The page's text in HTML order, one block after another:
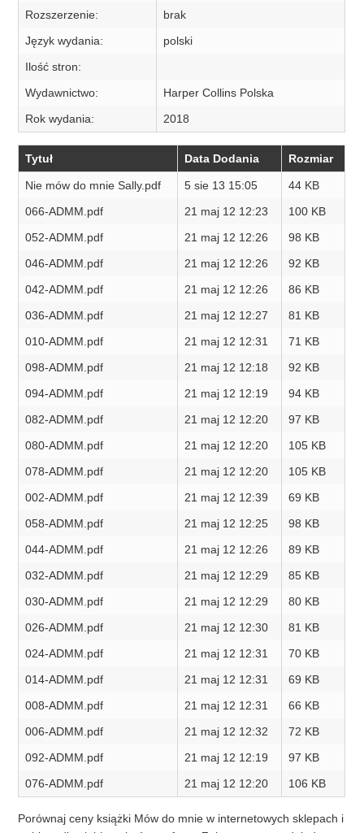
Rozszerzenie:
brak
Język wydania:
polski
Ilość stron:
Wydawnictwo:
Harper Collins Polska
Rok wydania:
2018
Tytuł Data Dodania Rozmiar
Nie mów do mnie Sally.pdf 5 sie 13 15:05
44 KB
066-ADMM.pdf
21 maj 12 12:23
100 KB
052-ADMM.pdf
21 maj 12 12:26
98 KB
046-ADMM.pdf
21 maj 12 12:26
92 KB
042-ADMM.pdf
21 maj 12 12:26
86 KB
036-ADMM.pdf
21 maj 12 12:27
81 KB
010-ADMM.pdf
21 maj 12 12:31
71 KB
098-ADMM.pdf
21 maj 12 12:18
92 KB
094-ADMM.pdf
21 maj 12 12:19
94 KB
082-ADMM.pdf
21 maj 12 12:20
97 KB
080-ADMM.pdf
21 maj 12 12:20
105 KB
078-ADMM.pdf
21 maj 12 12:20
105 KB
002-ADMM.pdf
21 maj 12 12:39
69 KB
058-ADMM.pdf
21 maj 12 12:25
98 KB
044-ADMM.pdf
21 maj 12 12:26
89 KB
032-ADMM.pdf
21 maj 12 12:29
85 KB
030-ADMM.pdf
21 maj 12 12:29
80 KB
026-ADMM.pdf
21 maj 12 12:30
81 KB
024-ADMM.pdf
21 maj 12 12:31
70 KB
014-ADMM.pdf
21 maj 12 12:31
69 KB
008-ADMM.pdf
21 maj 12 12:31
66 KB
006-ADMM.pdf
21 maj 12 12:32
72 KB
092-ADMM.pdf
21 maj 12 12:19
97 KB
076-ADMM.pdf
21 maj 12 12:20 106 KB
Porównaj ceny książki Mów do mnie w internetowych sklepach i